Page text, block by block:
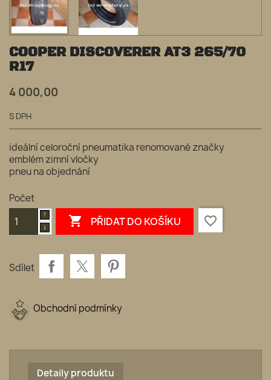
COOPER DISCOVERER AT3 265/70
R17
4 000,00
S DPH
ideální celoroční pneumatika renomované značky
emblém zimní vločky
pneu na objednání
Počet
 PŘIDAT DO KOŠÍKU favorite_border
Sdílet
Obchodní podmínky
Detaily produktu